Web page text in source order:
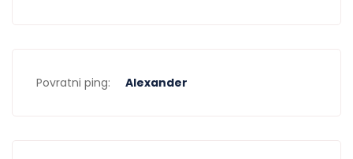
Povratni ping: Alexander